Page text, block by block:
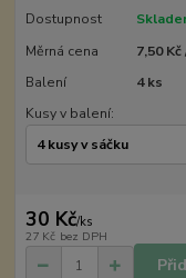
Dostupnost
Měrná cena
7,50 Kč
Balení
4 ks
Kusy v balení:
30 Kč/ks
27 Kč bez DPH